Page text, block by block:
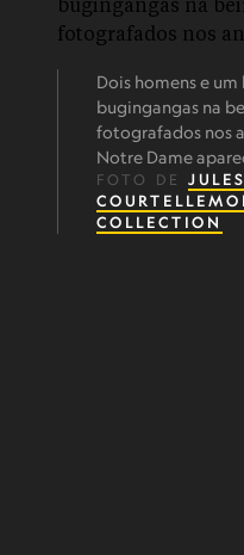
Dois homens e
bugingangas na
fotografados nos
Notre Dame
FOTO DE
COLLECTION